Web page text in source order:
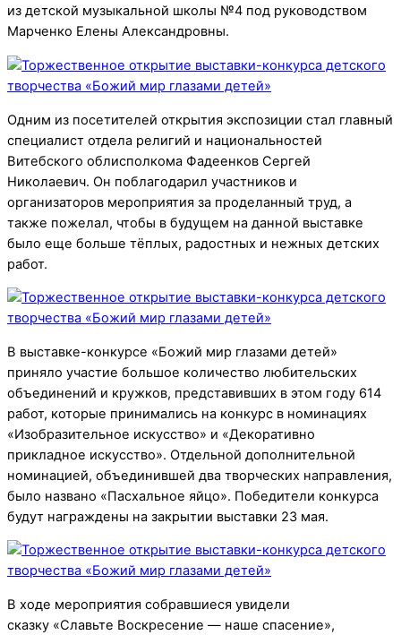
из детской музыкальной школы №4 под руководством
Марченко Елены Александровны.
Одним из посетителей открытия экспозиции стал главный
специалист отдела религий и национальностей
Витебского облисполкома Фадеенков Сергей
Николаевич. Он поблагодарил участников и
организаторов мероприятия за проделанный труд, а
также пожелал, чтобы в будущем на данной выставке
было еще больше тёплых, радостных и нежных детских
работ.
В выставке-конкурсе «Божий мир глазами детей»
приняло участие большое количество любительских
объединений и кружков, представивших в этом году 614
работ, которые принимались на конкурс в номинациях
«Изобразительное искусство» и «Декоративно
прикладное искусство». Отдельной дополнительной
номинацией, объединившей два творческих направления,
было названо «Пасхальное яйцо». Победители конкурса
будут награждены на закрытии выставки 23 мая.
В ходе мероприятия собравшиеся увидели
сказку «Славьте Воскресение — наше спасение»,